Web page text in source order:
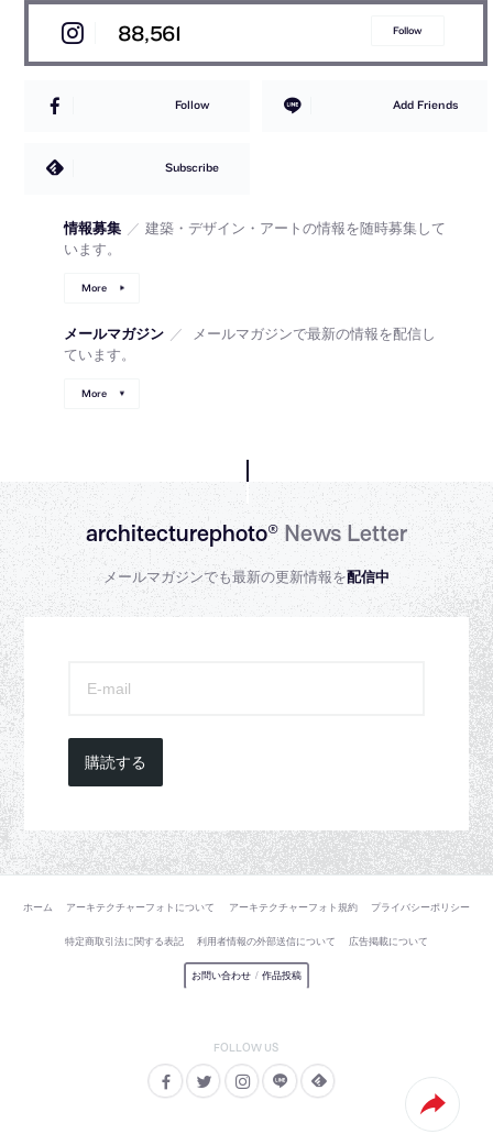
88,561 Follow
Follow Add Friends
Subscribe
情報募集 ／ 建築・デザイン・アートの情報を随時募集して
います。
More
メールマガジン ／
メールマガジンで最新の情報を配信し
ています。
More
architecturephoto®News Letter
メールマガジンでも最新の更新情報を配信中
購読する
ホーム アーキテクチャーフォトについて アーキテクチャーフォト規約 プライバシーポリシー
特定商取引法に関する表記 利用者情報の外部送信について 広告掲載について
お問い合わせ / 作品投稿